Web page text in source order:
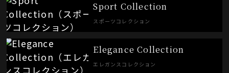
Sport Collection
スポーツコレクション
Elegance Collection
エレガンスコレクション